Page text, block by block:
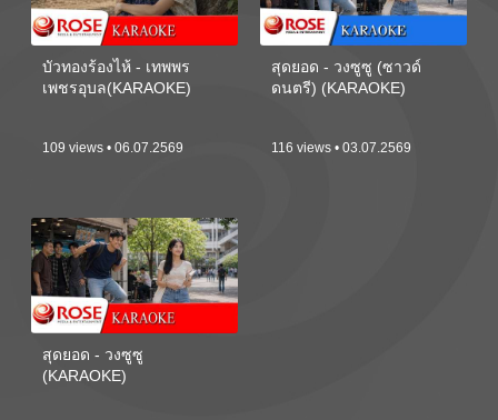
บัวทองร้องไห้ - เทพพร
เพชรอุบล(KARAOKE)
109 views • 06.07.2569
สุดยอด - วงซูซู (ซาวด์
ดนตรี) (KARAOKE)
116 views • 03.07.2569
สุดยอด - วงซูซู
(KARAOKE)